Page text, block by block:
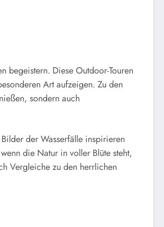
begeistern. Diese Outdoor-Touren
Art aufzeigen. Zu den
sondern auch
der Wasserfälle inspirieren
die Natur in voller Blüte steht,
Vergleiche zu den herrlichen